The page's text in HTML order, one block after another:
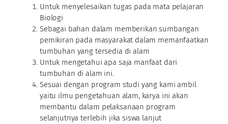
Untuk menyelesaikan tugas pada mata pelajaran
Biologi
Sebagai bahan dalam memberikan sumbangan
pemikiran pada masyarakat dalam memanfaatkan
tumbuhan yang tersedia di alam
Untuk mengetahui apa saja manfaat dari
tumbuhan di alam ini.
Sesuai dengan program studi yang kami ambil
yaitu ilmu pengetahuan alam, karya ini akan
membantu dalam pelaksanaan program
selanjutnya terlebih jika siswa lanjut